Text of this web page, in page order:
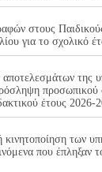
στους
για το σχολικό
της
προσωπικού
έτους 2026-
κινητοποίηση των
που έπληξαν